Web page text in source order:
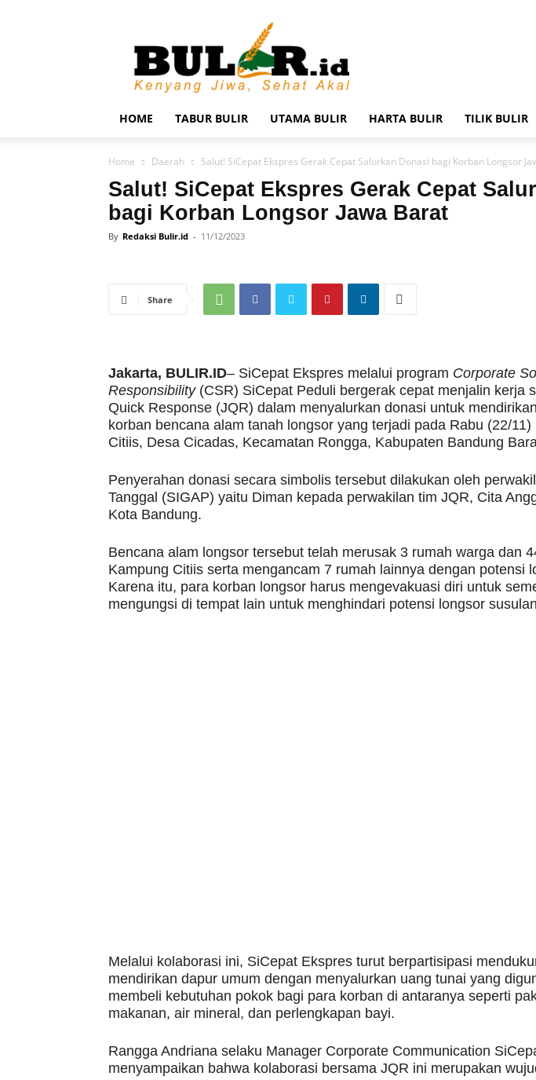
BULIR.ID
Kenyang
Jiwa,
Sehat
Akal
HOME TABUR BULIR UTAMA BULIR HARTA BULIR TILIK BULIR
Home Daerah Salut! SiCepat Ekspres Gerak Cepat Salurkan Donasi bagi Korban Longsor
Salut! SiCepat Ekspres Gerak Cepat
bagi Korban Longsor Jawa Barat
By Redaksi Bulir.id - 11/12/2023
Share
Jakarta, BULIR.ID– SiCepat Ekspres melalui program Corporate
Responsibility (CSR) SiCepat Peduli bergerak cepat menjalin kerja
Quick Response (JQR) dalam menyalurkan donasi untuk
korban bencana alam tanah longsor yang terjadi pada Rabu (22/
Citiis, Desa Cicadas, Kecamatan Rongga, Kabupaten Bandung
Penyerahan donasi secara simbolis tersebut dilakukan oleh
Tanggal (SIGAP) yaitu Diman kepada perwakilan tim JQR, Cita
Kota Bandung.
Bencana alam longsor tersebut telah merusak 3 rumah warga dan
Kampung Citiis serta mengancam 7 rumah lainnya dengan potensi
Karena itu, para korban longsor harus mengevakuasi diri untuk
mengungsi di tempat lain untuk menghindari potensi longsor
Melalui kolaborasi ini, SiCepat Ekspres turut berpartisipasi
mendirikan dapur umum dengan menyalurkan uang tunai yang
membeli kebutuhan pokok bagi para korban di antaranya seperti
makanan, air mineral, dan perlengkapan bayi.
Rangga Andriana selaku Manager Corporate Communication
menyampaikan bahwa kolaborasi bersama JQR ini merupakan